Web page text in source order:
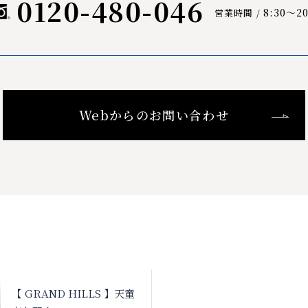
0120-480-046 営業時間 / 8:30〜
Webからのお問い合わせ
【 GRAND HILLS 】天童